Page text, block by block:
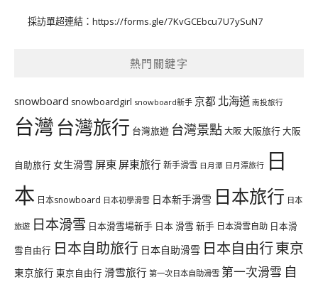
採訪單超連結： https://forms.gle/7KvGCEbcu7U7ySuN7
熱門關鍵字
snowboard snowboardgirl snowboard新手 京都 北海道 南投旅行
台灣台灣旅行 台灣旅遊 台灣景點大阪大阪旅行大阪
自助旅行 女生滑雪 屏東 屏東旅行新手滑雪 日月潭 日月潭旅行 日
本 日本snowboard 日本初學滑雪 日本新手滑雪 日本旅行 日本
旅遊 日本滑雪 日本滑雪場新手 日本 滑雪 新手 日本滑雪自助 日本滑
雪自由行 日本自助旅行 日本自助滑雪 日本自由行東京
東京旅行 東京自由行 滑雪旅行 第一次日本自助滑雪 第一次滑雪 自